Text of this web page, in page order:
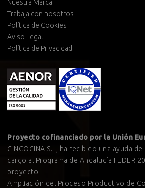
Nuestra Marca
Trabaja con nosotros
Política de Cookies
Aviso Legal
Política de Privacidad
Proyecto cofinanciado por la Unión
CINCOCINA S.L, ha recibido una ayuda
cargo al Programa de Andalucía FEDER
proyecto
Ampliación del Proceso Productivo de